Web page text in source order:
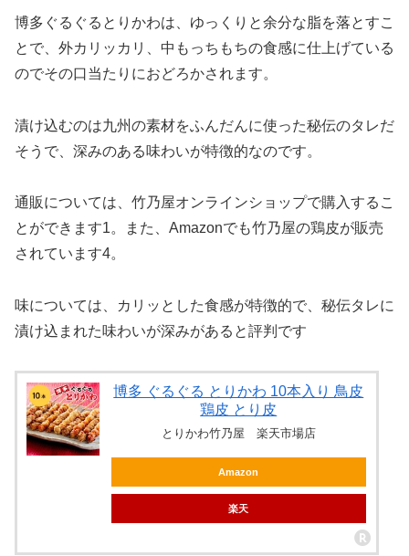
博多ぐるぐるとりかわは、ゆっくりと余分な脂を落とすこ
とで、外カリッカリ、中もっちもちの食感に仕上げている
のでその口当たりにおどろかされます。
漬け込むのは九州の素材をふんだんに使った秘伝のタレだ
そうで、深みのある味わいが特徴的なのです。
通販については、竹乃屋オンラインショップで購入するこ
とができます1。また、Amazonでも竹乃屋の鶏皮が販売
されています4。
味については、カリッとした食感が特徴的で、秘伝タレに
漬け込まれた味わいが深みがあると評判です
博多 ぐるぐる とりかわ 10本入り 鳥皮
鶏皮 とり皮
とりかわ竹乃屋 楽天市場店
Amazon
楽天